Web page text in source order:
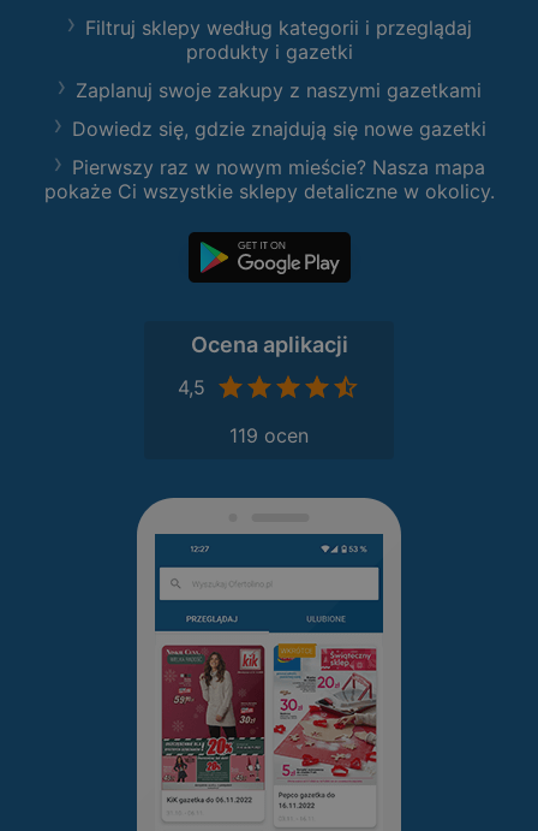
Filtruj sklepy według kategorii i przeglądaj
produkty i gazetki
Zaplanuj swoje zakupy z naszymi gazetkami
Dowiedz się, gdzie znajdują się nowe gazetki
Pierwszy raz w nowym mieście? Nasza mapa
pokaże Ci wszystkie sklepy detaliczne w okolicy.
Ocena aplikacji
4,5
119 ocen